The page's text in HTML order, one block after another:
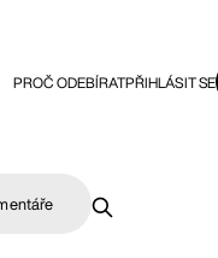
PROČ ODEBÍRATPŘIHLÁSIT SE